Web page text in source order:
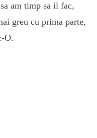
am timp sa il fac,
greu cu prima parte,
O.